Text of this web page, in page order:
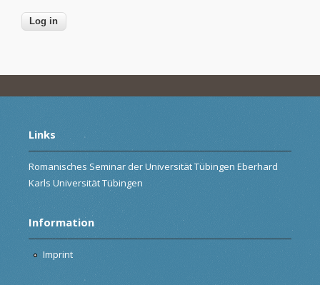
Links
Romanisches Seminar der Universität Tübingen Eberhard
Karls Universität Tübingen
Information
Imprint